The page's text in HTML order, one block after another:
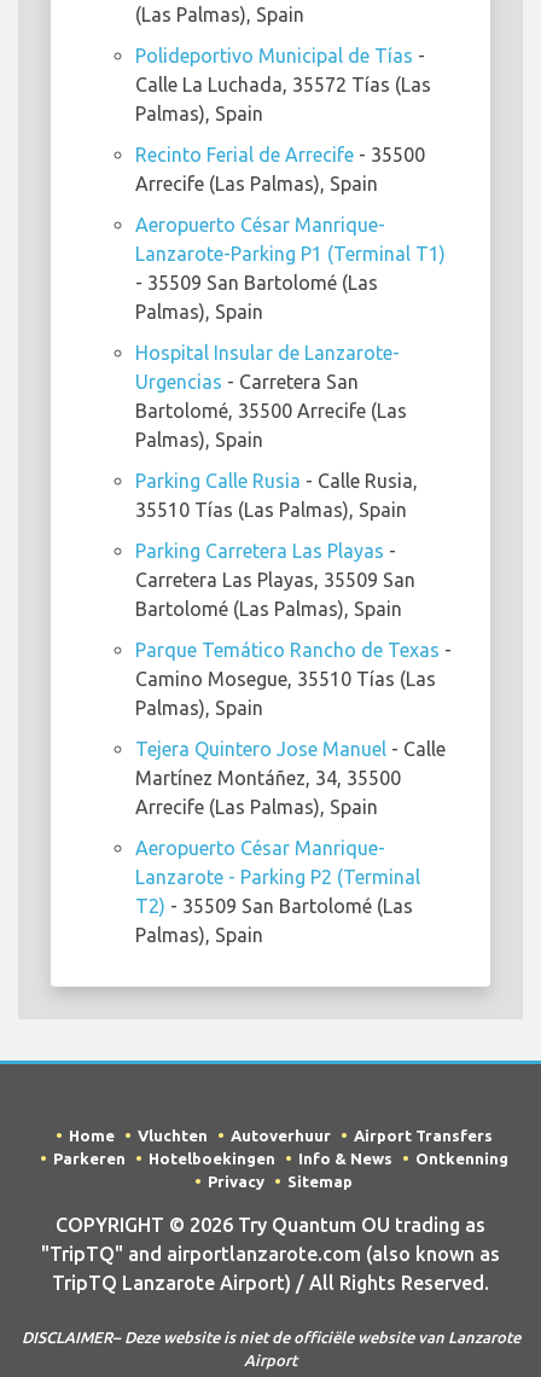
(Las Palmas), Spain
Polideportivo Municipal de Tías -
Calle La Luchada, 35572 Tías (Las
Palmas), Spain
Recinto Ferial de Arrecife - 35500
Arrecife (Las Palmas), Spain
Aeropuerto César Manrique-
Lanzarote-Parking P1 (Terminal T1)
- 35509 San Bartolomé (Las
Palmas), Spain
Hospital Insular de Lanzarote-
Urgencias - Carretera San
Bartolomé, 35500 Arrecife (Las
Palmas), Spain
Parking Calle Rusia - Calle Rusia,
35510 Tías (Las Palmas), Spain
Parking Carretera Las Playas -
Carretera Las Playas, 35509 San
Bartolomé (Las Palmas), Spain
Parque Temático Rancho de Texas -
Camino Mosegue, 35510 Tías (Las
Palmas), Spain
Tejera Quintero Jose Manuel - Calle
Martínez Montáñez, 34, 35500
Arrecife (Las Palmas), Spain
Aeropuerto César Manrique-
Lanzarote - Parking P2 (Terminal
T2) - 35509 San Bartolomé (Las
Palmas), Spain
Home Vluchten Autoverhuur
Airport Transfers
Parkeren
Hotelboekingen Info & News
Ontkenning
Privacy
Sitemap
COPYRIGHT © 2026 Try Quantum OU trading as
"TripTQ" and airportlanzarote.com (also known as
TripTQ Lanzarote Airport) / All Rights Reserved.
DISCLAIMER– Deze website is niet de officiële website van Lanzarote
Airport